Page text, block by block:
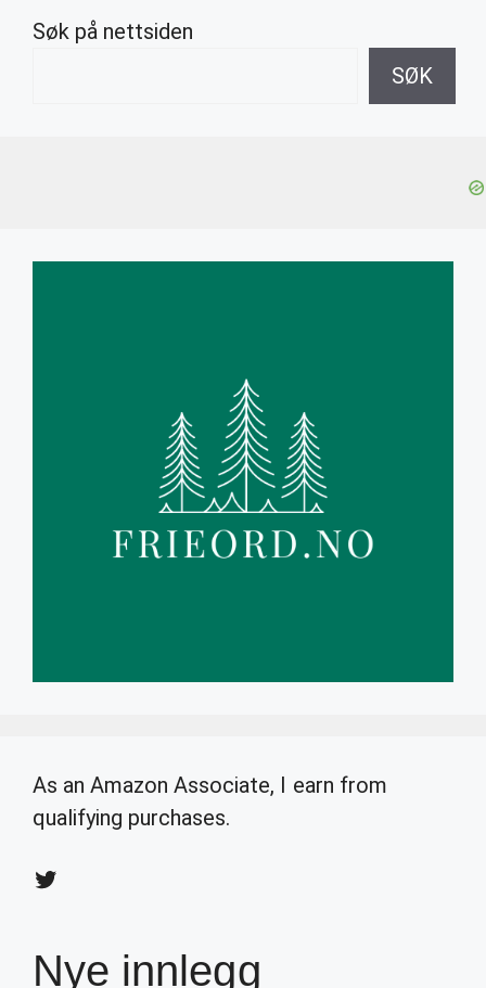
Søk på nettsiden
SØK
As an Amazon Associate, I earn from
qualifying purchases.
Twitter
Nye innlegg